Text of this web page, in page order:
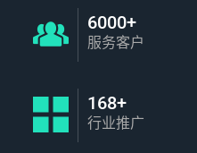
6000+
服务客户
168+
行业推广